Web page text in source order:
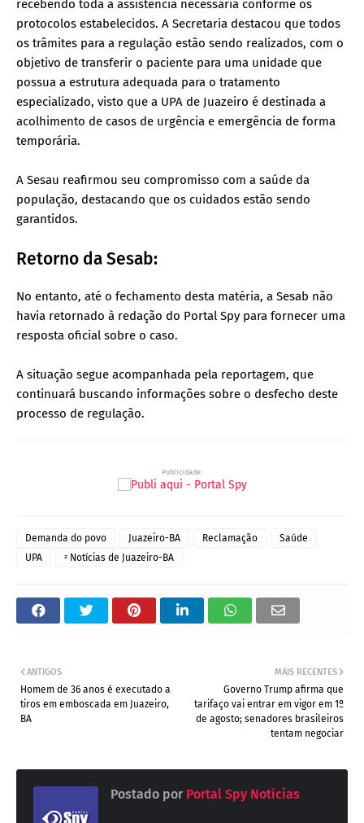
recebendo toda a assistência necessária conforme os
protocolos estabelecidos. A Secretaria destacou que todos
os trâmites para a regulação estão sendo realizados, com o
objetivo de transferir o paciente para uma unidade que
possua a estrutura adequada para o tratamento
especializado, visto que a UPA de Juazeiro é destinada a
acolhimento de casos de urgência e emergência de forma
temporária.
A Sesau reafirmou seu compromisso com a saúde da
população, destacando que os cuidados estão sendo
garantidos.
Retorno da Sesab:
No entanto, até o fechamento desta matéria, a Sesab não
havia retornado à redação do Portal Spy para fornecer uma
resposta oficial sobre o caso.
A situação segue acompanhada pela reportagem, que
continuará buscando informações sobre o desfecho deste
processo de regulação.
Publicidade:
Demanda do povo Juazeiro-BA Reclamação
Saúde
UPA
ᶻ Notícias de Juazeiro-BA
MAIS RECENTES
Governo Trump afirma que
tarifaço vai entrar em vigor em 1º
de agosto; senadores brasileiros
tentam negociar
ANTIGOS
Homem de 36 anos é executado a
tiros em emboscada em Juazeiro,
BA
Postado por Portal Spy Notícias